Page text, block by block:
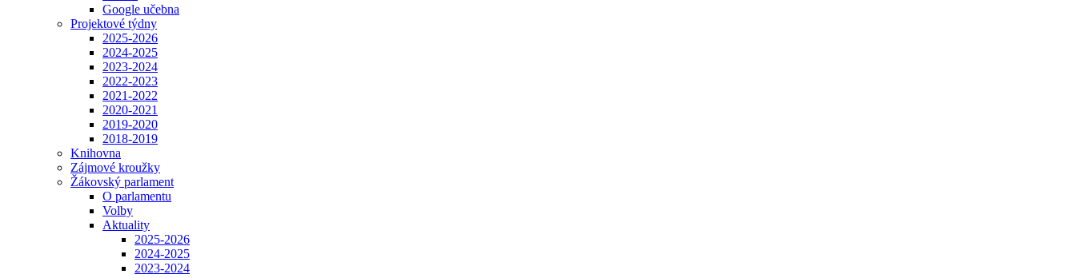
Google učebna
Projektové týdny
2025-2026
2024-2025
2023-2024
2022-2023
2021-2022
2020-2021
2019-2020
2018-2019
Knihovna
Zájmové kroužky
Žákovský parlament
O parlamentu
Volby
Aktuality
2025-2026
2024-2025
2023-2024